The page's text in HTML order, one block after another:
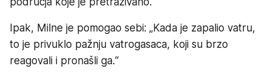
Ipak, Milne je pomogao sebi: „Kada je zapalio vatru,
to je privuklo pažnju vatrogasaca, koji su brzo
reagovali i pronašli ga.“